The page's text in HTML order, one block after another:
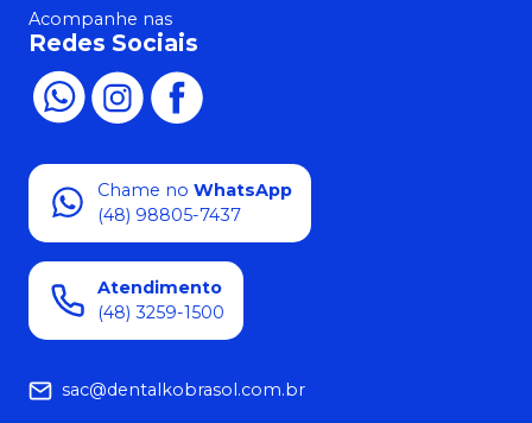
Acompanhe nas
Redes Sociais
Chame no WhatsApp
(48) 98805-7437
Atendimento
(48) 3259-1500
sac@dentalkobrasol.com.br